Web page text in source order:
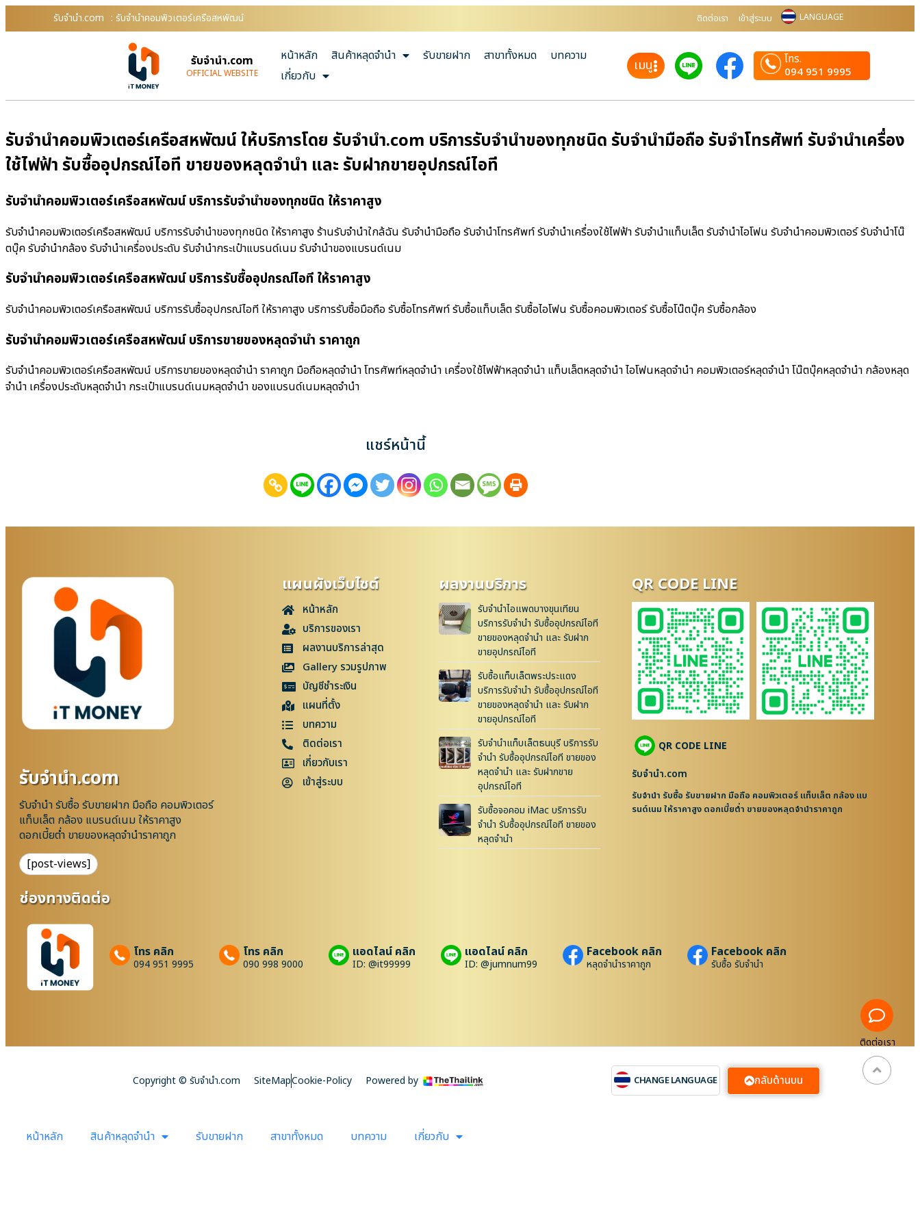
รับจํานํา.com : รับจำนำคอมพิวเตอร์เครือสหพัฒน์ ติดต่อเรา เข้าสู่ระบบ LANGUAGE
รับจํานํา.com
OFFICIAL WEBSITE
หน้าหลัก สินค้าหลุดจำนำ รับขายฝาก สาขาทั้งหมด
บทความ
เกี่ยวกับ
เมนู
โทร.
094 951 9995
รับจำนำคอมพิวเตอร์เครือสหพัฒน์ ให้บริการโดย รับจํานํา.com บริการรับจำนำของทุกชนิด รับจำนำมือถือ รับจำโทรศัพท์ รับจำนำเครื่อง
ใช้ไฟฟ้า รับซื้ออุปกรณ์ไอที ขายของหลุดจำนำ และ รับฝากขายอุปกรณ์ไอที
รับจำนำคอมพิวเตอร์เครือสหพัฒน์ บริการรับจำนำของทุกชนิด ให้ราคาสูง
รับจำนำคอมพิวเตอร์เครือสหพัฒน์ บริการรับจำนำของทุกชนิด ให้ราคาสูง ร้านรับจํานําใกล้ฉัน รับจำนำมือถือ รับจำนำโทรศัพท์ รับจำนำเครื่องใช้ไฟฟ้า รับจำนำแท็บเล็ต รับจำนำไอโฟน รับจำนำคอมพิวเตอร์ รับจำนำโน๊
ตบุ๊ค รับจำนำกล้อง รับจำนำเครื่องประดับ รับจำนำกระเป๋าแบรนด์เนม รับจำนำของแบรนด์เนม
รับจำนำคอมพิวเตอร์เครือสหพัฒน์ บริการรับซื้ออุปกรณ์ไอที ให้ราคาสูง
รับจำนำคอมพิวเตอร์เครือสหพัฒน์ บริการรับซื้ออุปกรณ์ไอที ให้ราคาสูง บริการรับซื้อมือถือ รับซื้อโทรศัพท์ รับซื้อแท็บเล็ต รับซื้อไอโฟน รับซื้อคอมพิวเตอร์ รับซื้อโน๊ตบุ๊ค รับซื้อกล้อง
รับจำนำคอมพิวเตอร์เครือสหพัฒน์ บริการขายของหลุดจำนำ ราคาถูก
รับจำนำคอมพิวเตอร์เครือสหพัฒน์ บริการขายของหลุดจำนำ ราคาถูก มือถือหลุดจำนำ โทรศัพท์หลุดจำนำ เครื่องใช้ไฟฟ้าหลุดจำนำ แท็บเล็ตหลุดจำนำ ไอโฟนหลุดจำนำ คอมพิวเตอร์หลุดจำนำ โน๊ตบุ๊คหลุดจำนำ กล้องหลุด
จำนำ เครื่องประดับหลุดจำนำ กระเป๋าแบรนด์เนมหลุดจำนำ ของแบรนด์เนมหลุดจำนำ
แชร์หน้านี้
รับจํานํา.com
รับจำนำ รับซื้อ รับขายฝาก มือถือ คอมพิวเตอร์
แท็บเล็ต กล้อง แบรนด์เนม ให้ราคาสูง
ดอกเบี้ยต่ำ ขายของหลุดจำนำราคาถูก
[post-views]
แผนผังเว็บไซต์
หน้าหลัก
บริการของเรา
ผลงานบริการล่าสุด
Gallery รวมรูปภาพ
บัญชีชำระเงิน
แผนที่ตั้ง
บทความ
ติดต่อเรา
เกี่ยวกับเรา
เข้าสู่ระบบ
ผลงานบริการ
รับจำนำไอแพดบางขุนเทียน
บริการรับจำนำ รับซื้ออุปกรณ์ไอที
ขายของหลุดจำนำ และ รับฝาก
ขายอุปกรณ์ไอที
รับซื้อแท็บเล็ตพระประแดง
บริการรับจำนำ รับซื้ออุปกรณ์ไอที
ขายของหลุดจำนำ และ รับฝาก
ขายอุปกรณ์ไอที
รับจำนำแท็บเล็ตธนบุรี บริการรับ
จำนำ รับซื้ออุปกรณ์ไอที ขายของ
หลุดจำนำ และ รับฝากขาย
อุปกรณ์ไอที
รับซื้อจอคอม iMac บริการรับ
จำนำ รับซื้ออุปกรณ์ไอที ขายของ
หลุดจำนำ
QR CODE LINE
QR CODE LINE
รับจํานํา.com
รับจำนำ รับซื้อ รับขายฝาก มือถือ คอมพิวเตอร์ แท็บเล็ต กล้อง แบ
รนด์เนม ให้ราคาสูง ดอกเบี้ยต่ำ ขายของหลุดจำนำราคาถูก
ช่องทางติดต่อ
โทร คลิก
094 951 9995
โทร คลิก
090 998 9000
แอดไลน์ คลิก
ID: @it99999
แอดไลน์ คลิก
ID: @jumnum99
Facebook คลิก
หลุดจำนำราคาถูก
Facebook คลิก
รับซื้อ รับจำนำ
Copyright © รับจํานํา.com SiteMapCookie-Policy Powered by CHANGE LANGUAGE กลับด้านบน
ติดต่อเรา
หน้าหลัก สินค้าหลุดจำนำ รับขายฝาก สาขาทั้งหมด บทความ เกี่ยวกับ